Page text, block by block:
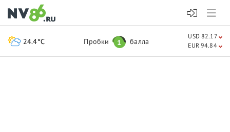
24.4°C Пробки 1 балла
USD 82.17
EUR 94.84